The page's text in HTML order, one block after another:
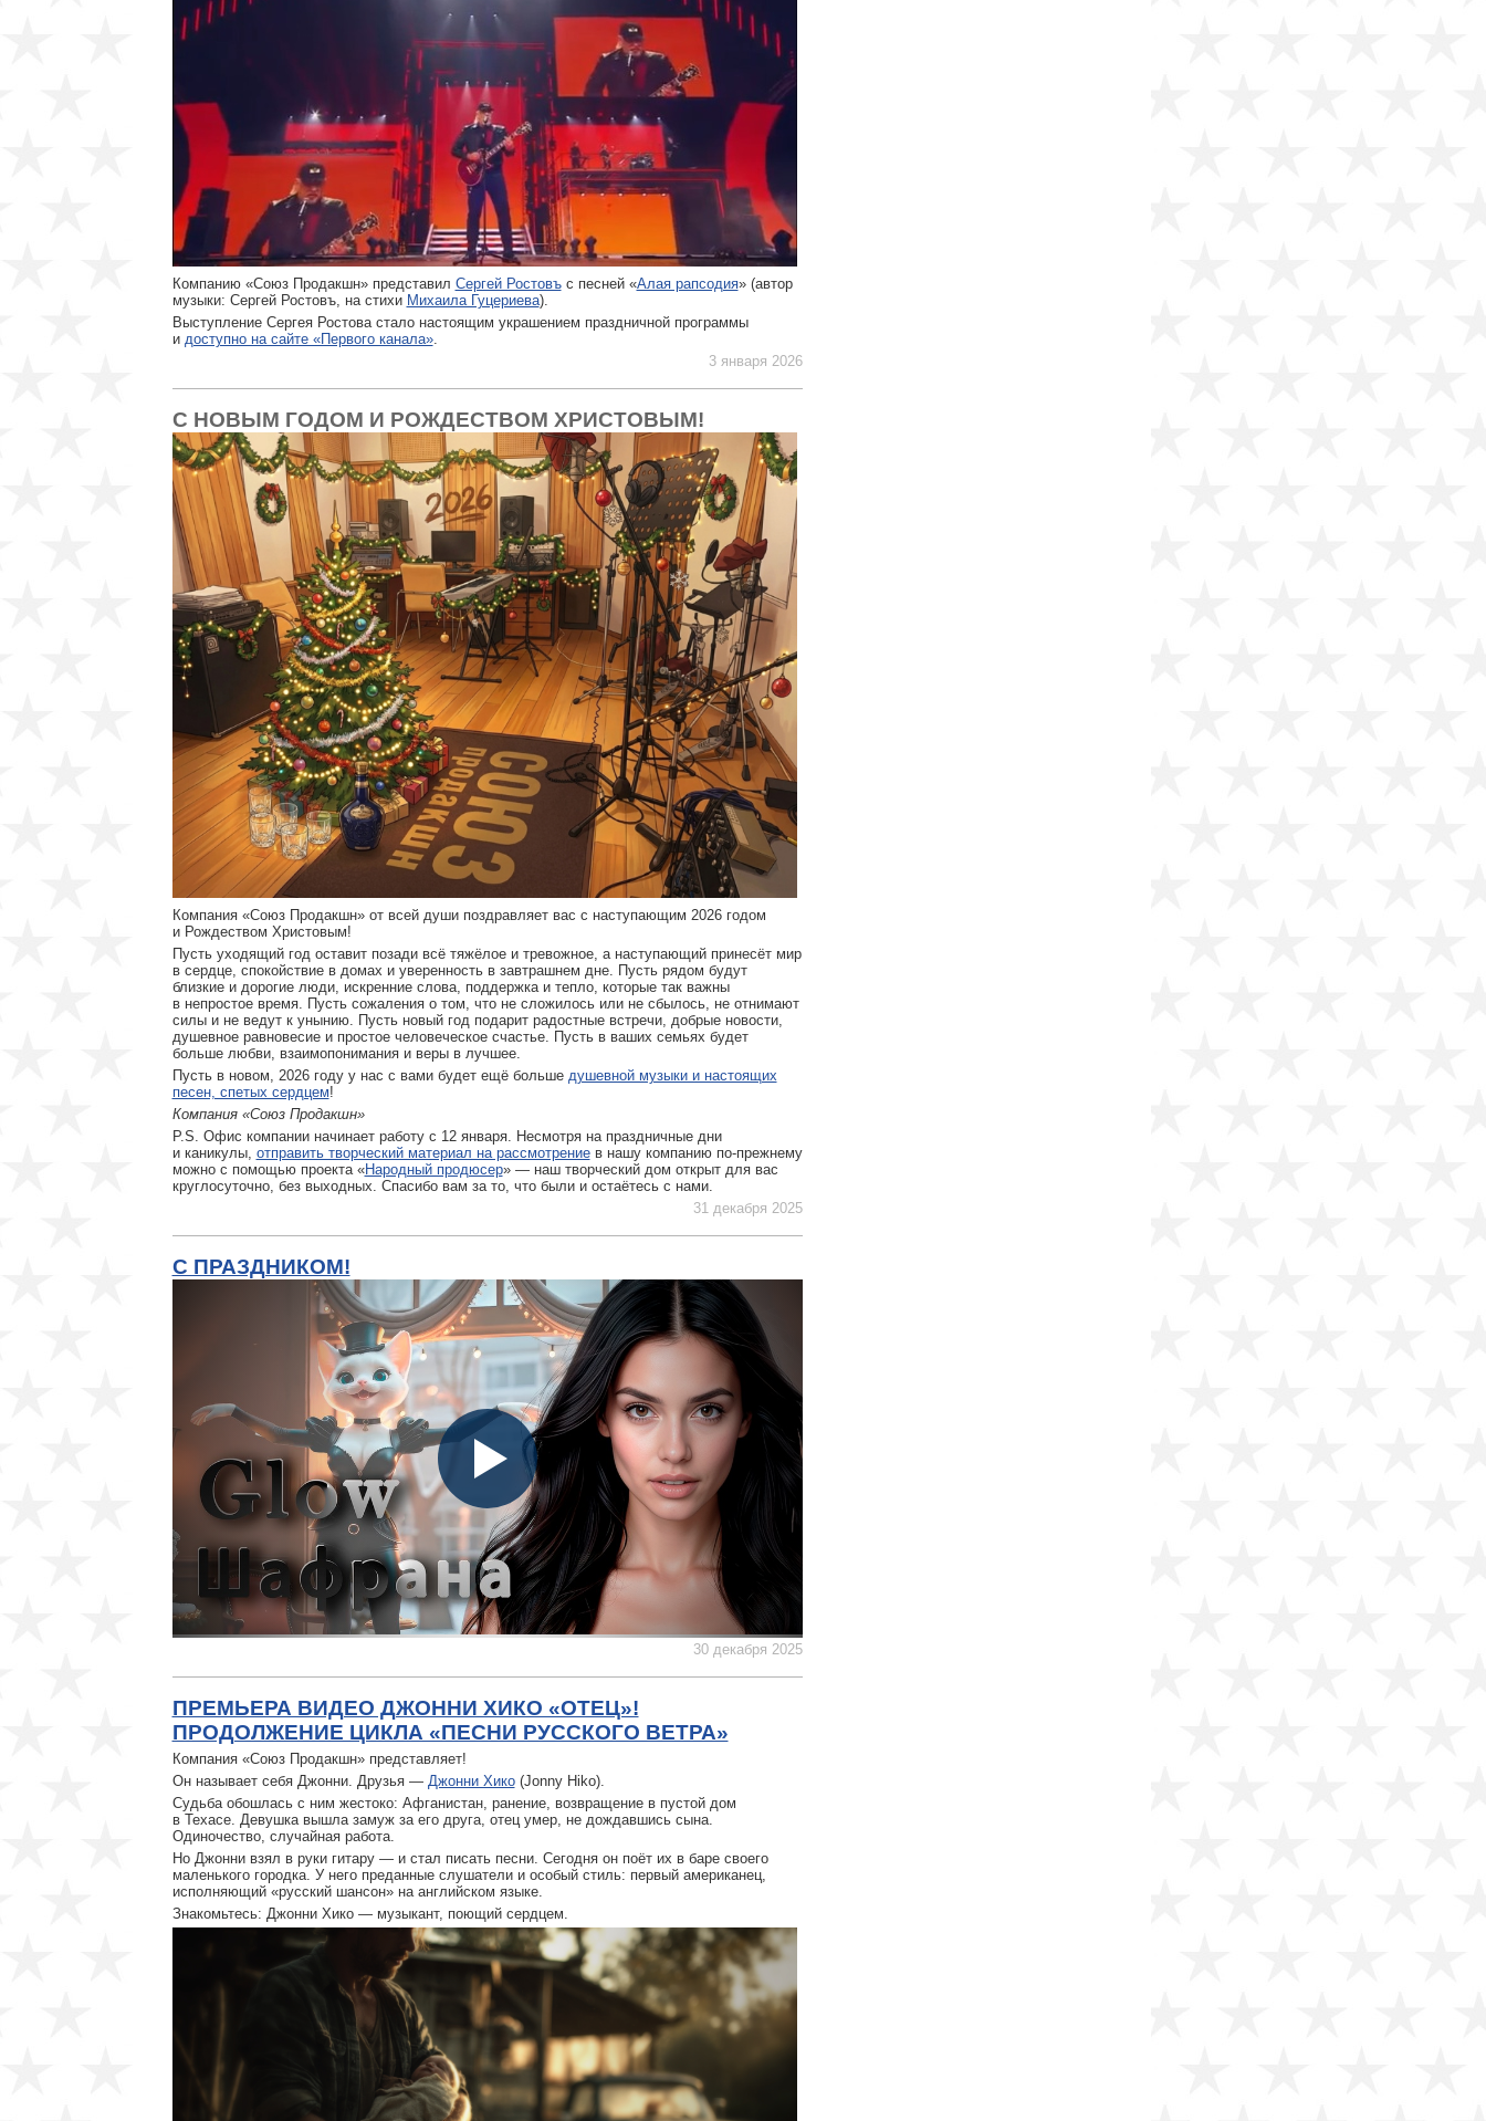
Компанию «Союз Продакшн» представил Сергей Ростовъс песней «Алая рапсодия» (автор
музыки: Сергей Ростовъ, на стихи Михаила Гуцериева).
Выступление Сергея Ростова стало настоящим украшением праздничной программы
и доступно на сайте «Первого канала».
3 января 2026
С НОВЫМ ГОДОМ И РОЖДЕСТВОМ ХРИСТОВЫМ!
Компания «Союз Продакшн» от всей души поздравляет вас с наступающим 2026 годом
и Рождеством Христовым!
Пусть уходящий год оставит позади всё тяжёлое и тревожное, а наступающий принесёт мир
в сердце, спокойствие в домах и уверенность в завтрашнем дне. Пусть рядом будут
близкие и дорогие люди, искренние слова, поддержка и тепло, которые так важны
в непростое время. Пусть сожаления о том, что не сложилось или не сбылось, не отнимают
силы и не ведут к унынию. Пусть новый год подарит радостные встречи, добрые новости,
душевное равновесие и простое человеческое счастье. Пусть в ваших семьях будет
больше любви, взаимопонимания и веры в лучшее.
Пусть в новом, 2026 году у нас с вами будет ещё больше душевной музыки и настоящих
песен, спетых сердцем!
Компания «Союз Продакшн»
P.S. Офис компании начинает работу с 12 января. Несмотря на праздничные дни
и каникулы, отправить творческий материал на рассмотрениев нашу компанию по-прежнему
можно с помощью проекта «Народный продюсер» — наш творческий дом открыт для вас
круглосуточно, без выходных. Спасибо вам за то, что были и остаётесь с нами.
31 декабря 2025
С ПРАЗДНИКОМ!
30 декабря 2025
ПРЕМЬЕРА ВИДЕО ДЖОННИ ХИКО «ОТЕЦ»!
ПРОДОЛЖЕНИЕ ЦИКЛА «ПЕСНИ РУССКОГО ВЕТРА»
Компания «Союз Продакшн» представляет!
Он называет себя Джонни. Друзья — Джонни Хико(Jonny Hiko).
Судьба обошлась с ним жестоко: Афганистан, ранение, возвращение в пустой дом
в Техасе. Девушка вышла замуж за его друга, отец умер, не дождавшись сына.
Одиночество, случайная работа.
Но Джонни взял в руки гитару — и стал писать песни. Сегодня он поёт их в баре своего
маленького городка. У него преданные слушатели и особый стиль: первый американец,
исполняющий «русский шансон» на английском языке.
Знакомьтесь: Джонни Хико — музыкант, поющий сердцем.